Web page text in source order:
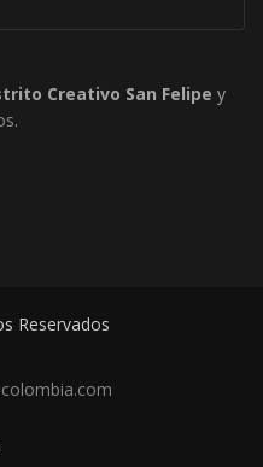
Creativo San Felipe y
.
Reservados